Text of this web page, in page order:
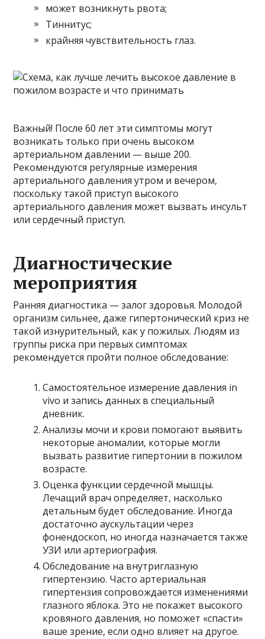
может возникнуть рвота;
Тиннитус;
крайняя чувствительность глаз.
Важный! После 60 лет эти симптомы могут
возникать только при очень высоком
артериальном давлении — выше 200.
Рекомендуются регулярные измерения
артериального давления утром и вечером,
поскольку такой приступ высокого
артериального давления может вызвать инсульт
или сердечный приступ.
Диагностические
мероприятия
Ранняя диагностика — залог здоровья. Молодой
организм сильнее, даже гипертонический криз не
такой изнурительный, как у пожилых. Людям из
группы риска при первых симптомах
рекомендуется пройти полное обследование:
Самостоятельное измерение давления in
vivo и запись данных в специальный
дневник.
Анализы мочи и крови помогают выявить
некоторые аномалии, которые могли
вызвать развитие гипертонии в пожилом
возрасте.
Оценка функции сердечной мышцы.
Лечащий врач определяет, насколько
детальным будет обследование. Иногда
достаточно аускультации через
фонендоскоп, но иногда назначается также
УЗИ или артериография.
Обследование на внутриглазную
гипертензию. Часто артериальная
гипертензия сопровождается изменениями
глазного яблока. Это не покажет высокого
кровяного давления, но поможет «спасти»
ваше зрение, если одно влияет на другое.